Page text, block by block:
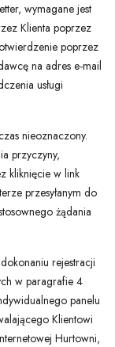
wymagane jest
Klienta poprzez
poprzez
na adres e-mail
usługi
nieoznaczony.
przyczyny,
kliknięcie w link
przesyłanym do
żądania
rejestracji
w paragrafie 4
panelu
Klientowi
Hurtowni,